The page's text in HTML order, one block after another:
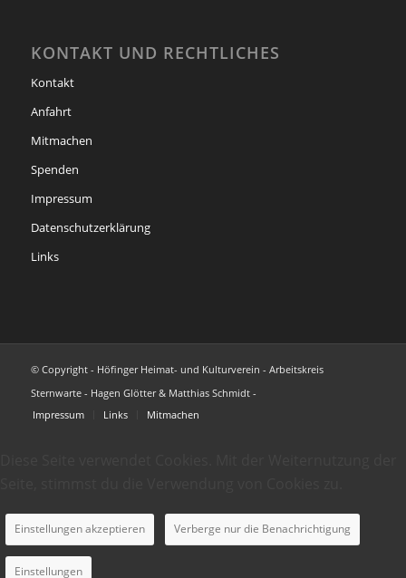
KONTAKT UND RECHTLICHES
Kontakt
Anfahrt
Mitmachen
Spenden
Impressum
Datenschutzerklärung
Links
© Copyright - Höfinger Heimat- und Kulturverein - Arbeitskreis
Sternwarte - Hagen Glötter & Matthias Schmidt -
Impressum
Links Mitmachen
Einstellungen akzeptieren Verberge nur die Benachrichtigung
Einstellungen